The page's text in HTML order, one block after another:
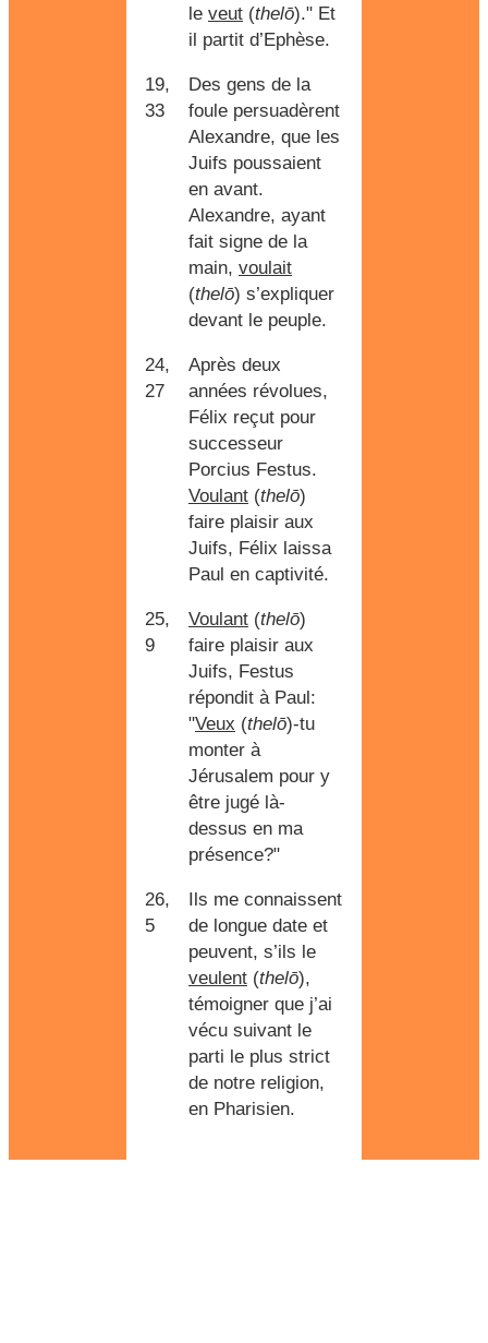
le veut (thelō)." Et
il partit d’Ephèse.
19,
33
Des gens de la
foule persuadèrent
Alexandre, que les
Juifs poussaient
en avant.
Alexandre, ayant
fait signe de la
main, voulait
(thelō) s’expliquer
devant le peuple.
24,
27
Après deux
années révolues,
Félix reçut pour
successeur
Porcius Festus.
Voulant (thelō)
faire plaisir aux
Juifs, Félix laissa
Paul en captivité.
25,
9
Voulant (thelō)
faire plaisir aux
Juifs, Festus
répondit à Paul:
"Veux (thelō)-tu
monter à
Jérusalem pour y
être jugé là-
dessus en ma
présence?"
26,
5
Ils me connaissent
de longue date et
peuvent, s’ils le
veulent (thelō),
témoigner que j’ai
vécu suivant le
parti le plus strict
de notre religion,
en Pharisien.